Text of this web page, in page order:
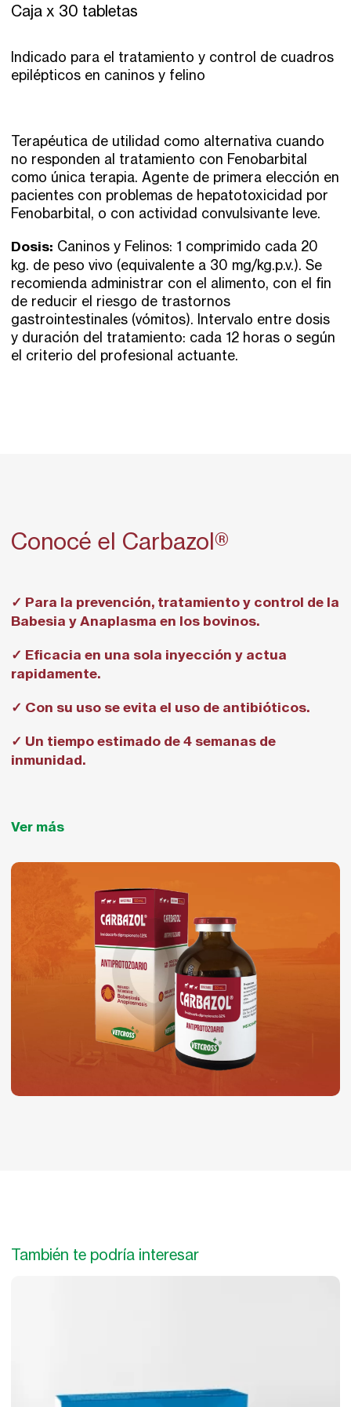
Caja x 30 tabletas
Indicado para el tratamiento y control de cuadros
epilépticos en caninos y felino
Terapéutica de utilidad como alternativa cuando
no responden al tratamiento con Fenobarbital
como única terapia. Agente de primera elección en
pacientes con problemas de hepatotoxicidad por
Fenobarbital, o con actividad convulsivante leve.
Dosis: Caninos y Felinos: 1 comprimido cada 20
kg. de peso vivo (equivalente a 30 mg/kg.p.v.). Se
recomienda administrar con el alimento, con el fin
de reducir el riesgo de trastornos
gastrointestinales (vómitos). Intervalo entre dosis
y duración del tratamiento: cada 12 horas o según
el criterio del profesional actuante.
Conocé el Carbazol®
✓ Para la prevención, tratamiento y control de la
Babesia y Anaplasma en los bovinos.
✓ Eficacia en una sola inyección y actua
rapidamente.
✓ Con su uso se evita el uso de antibióticos.
✓ Un tiempo estimado de 4 semanas de
inmunidad.
Ver más
También te podría interesar